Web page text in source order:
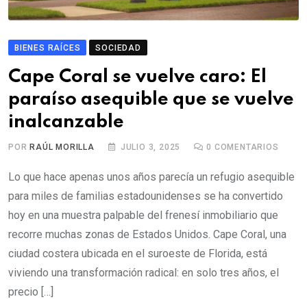
BIENES RAÍCES SOCIEDAD
Cape Coral se vuelve caro: El
paraíso asequible que se vuelve
inalcanzable
POR RAÚL MORILLA JULIO 3, 2025 0 COMENTARIOS
Lo que hace apenas unos años parecía un refugio asequible
para miles de familias estadounidenses se ha convertido
hoy en una muestra palpable del frenesí inmobiliario que
recorre muchas zonas de Estados Unidos. Cape Coral, una
ciudad costera ubicada en el suroeste de Florida, está
viviendo una transformación radical: en solo tres años, el
precio […]